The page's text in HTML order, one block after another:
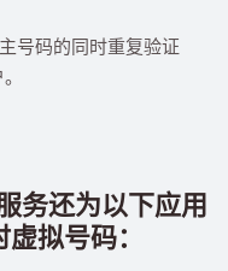
号码的同时重复验证
务还为以下应用
拟号码：